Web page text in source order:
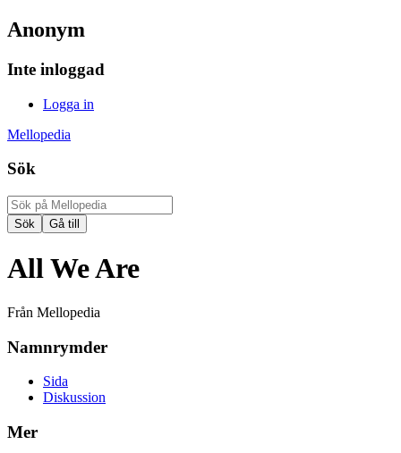
Anonym
Inte inloggad
Logga in
Mellopedia
Sök
All We Are
Från Mellopedia
Namnrymder
Sida
Diskussion
Mer